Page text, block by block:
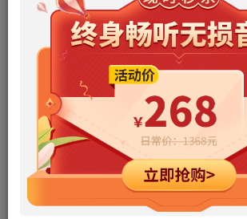
年卡会员免费 永
立即购买
您当前未登录！建议登陆后购买
升C小调夜曲 遗作 (Classical
四首即兴曲 D. 935_ 第二首 降A大调·
Sessions).flac
无词歌 Op. 30_ 第六首 升F小调威尼